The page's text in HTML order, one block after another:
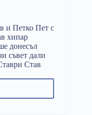
и Петко Пет с
хипар
донесъл
съвет дали
Став